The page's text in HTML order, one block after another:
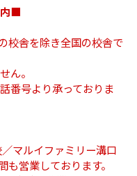
内■
校舎を除き全国の校舎で
ん。
番号より承っておりま
マルイファミリー溝口
営業しております。